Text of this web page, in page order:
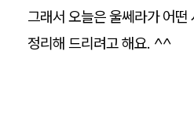
그래서 오늘은 울쎄라가 어
정리해 드리려고 해요. ^^